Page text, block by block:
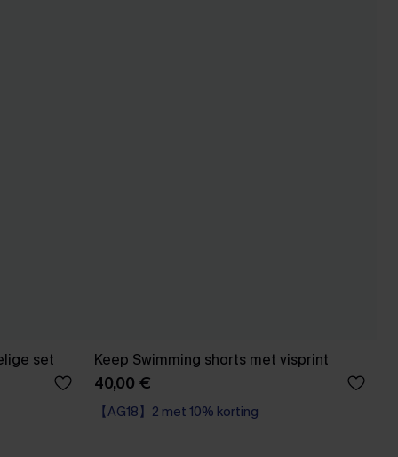
set Keep Swimming shorts met visprint
40,00 €
【AG18】2 met 10% korting